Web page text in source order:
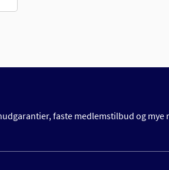
faste medlemstilbud og mye